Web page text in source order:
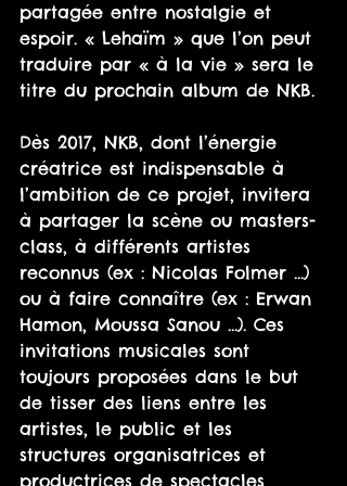
partagée entre nostalgie et
espoir. « Lehaïm » que l’on peut
traduire par « à la vie » sera le
titre du prochain album de NKB.
Dès 2017, NKB, dont l’énergie
créatrice est indispensable à
l’ambition de ce projet, invitera
à partager la scène ou masters-
class, à différents artistes
reconnus (ex : Nicolas Folmer …)
ou à faire connaître (ex : Erwan
Hamon, Moussa Sanou …). Ces
invitations musicales sont
toujours proposées dans le but
de tisser des liens entre les
artistes, le public et les
structures organisatrices et
productrices de spectacles